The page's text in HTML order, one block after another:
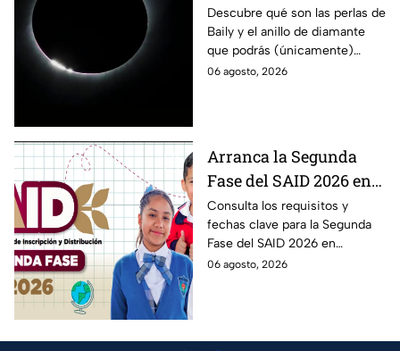
podrán ver
ÚNICAMENTE durante
el eclipse solar 2026 del
12 de agosto?
Descubre qué son las perlas de
Baily y el anillo de diamante
que podrás (únicamente)
observar durante el eclipse
06 agosto, 2026
Arranca la Segunda
Fase del SAID 2026 en
Edomex para grados
intermedios: Fechas
clave y requisitos para
cambios de escuela
Consulta los requisitos y
fechas clave para la Segunda
Fase del SAID 2026 en
Edomex y asegura el traslado
06 agosto, 2026